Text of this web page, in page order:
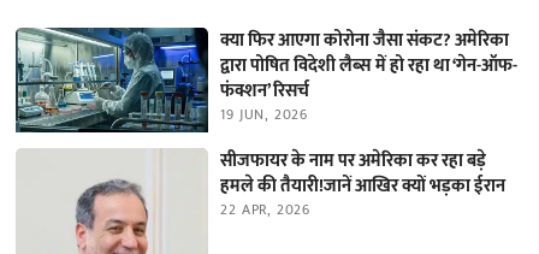
क्या फिर आएगा कोरोना जैसा संकट? अमेरिका
द्वारा पोषित विदेशी लैब्स में हो रहा था ‘गेन-ऑफ-
फंक्शन’ रिसर्च
19 JUN, 2026
सीजफायर के नाम पर अमेरिका कर रहा बड़े
हमले की तैयारी!जानें आखिर क्यों भड़का ईरान
22 APR, 2026